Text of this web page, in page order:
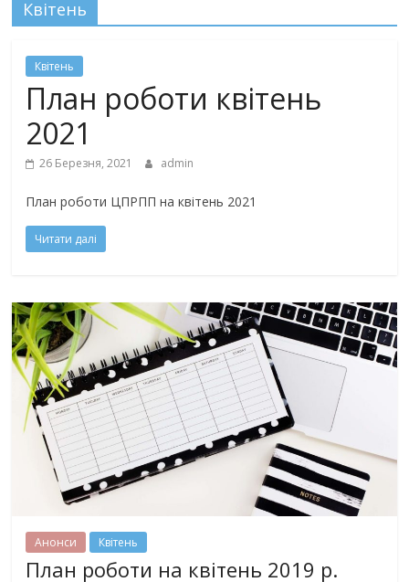
Квітень
Квітень
План роботи квітень
2021
26 Березня, 2021 admin
План роботи ЦПРПП на квітень 2021
Читати далі
Анонси Квітень
План роботи на квітень 2019 р.